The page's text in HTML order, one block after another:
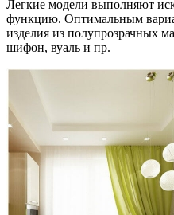
Легкие модели выполняют
функцию. Оптимальным
изделия из полупрозрачных
шифон, вуаль и пр.